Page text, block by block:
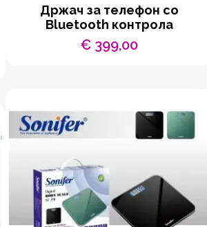
Држач за телефон со
Bluetooth контрола
€ 399,00